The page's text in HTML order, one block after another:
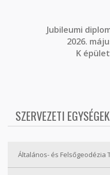
Jubileumi
2026.
K
SZERVEZETI EGYSÉGEK
Általános- és Felsőgeodézia